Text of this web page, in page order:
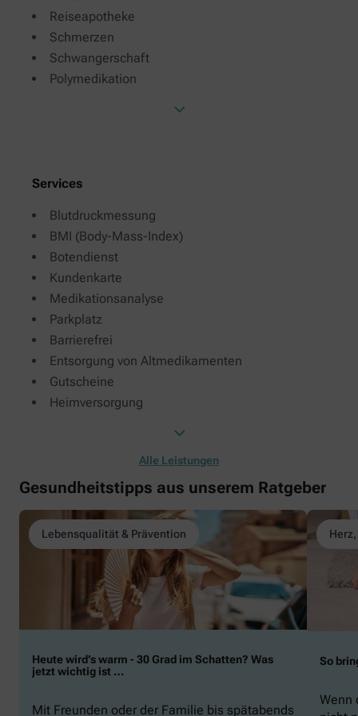
Reiseapotheke
Schmerzen
Schwangerschaft
Polymedikation
Services
Blutdruckmessung
BMI (Body-Mass-Index)
Botendienst
Kundenkarte
Medikationsanalyse
Parkplatz
Barrierefrei
Entsorgung von Altmedikamenten
Gutscheine
Heimversorgung
Alle Leistungen
Gesundheitstipps aus unserem Ratgeber
Lebensqualität & Prävention
Heute wird’s warm - 30 Grad im Schatten? Was
jetzt wichtig ist …
Mit Freunden oder der Familie bis spätabends
So
Wenn